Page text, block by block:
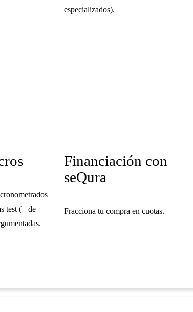
especializados).
test (+ de
Financiación con
seQura
Fracciona tu compra en cuotas.